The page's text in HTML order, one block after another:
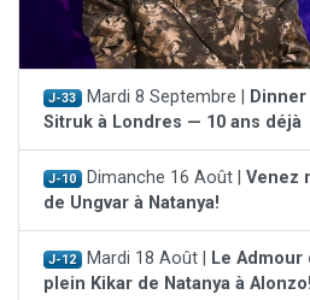
J-33 Mardi 8 Septembre |
Sitruk à Londres — 10 ans déjà
J-10 Dimanche 16 Août | Venez
de Ungvar à Natanya!
J-12 Mardi 18 Août |
Le
plein Kikar de Natanya à Alonzo!